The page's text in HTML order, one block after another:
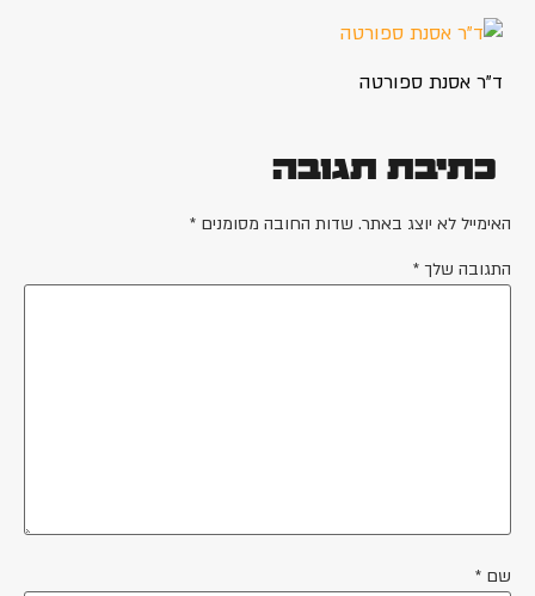
ד"ר אסנת ספורטה
כתיבת תגובה
האימייל לא יוצג באתר. שדות החובה מסומנים *
התגובה שלך *
שם *